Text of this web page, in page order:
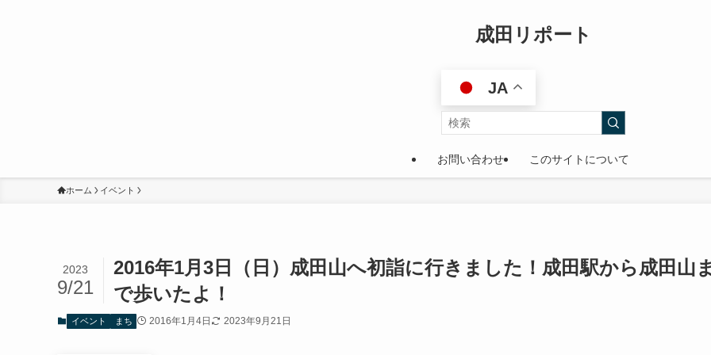
成田リポート
お問い合わせ このサイトについて
JA
ホーム イベント
2016年1月3日（日）成田山へ初詣に行きました！成田駅から成田山
で歩いたよ！
2023
9/21
イベント まち 2016年1月4日 2023年9月21日